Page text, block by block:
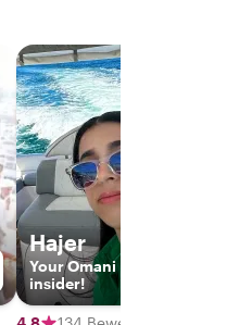
Hajer
Your Omani
insider!